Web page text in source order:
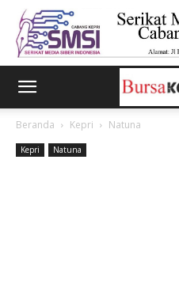
Beranda Kepri Natuna
Kepri Natuna